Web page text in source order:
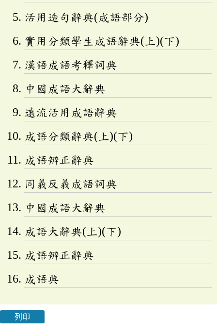
活用造句辭典(成語部分)
實用分類學生成語辭典(上)(下)
漢語成語考釋詞典
中國成語大辭典
遠流活用成語辭典
成語分類辭典(上)(下)
成語辨正辭典
同義反義成語詞典
中國成語大辭典
成語大辭典(上)(下)
成語辨正辭典
成語典
列印